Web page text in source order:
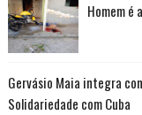
Homem é
Gervásio Maia integra
Solidariedade com Cuba